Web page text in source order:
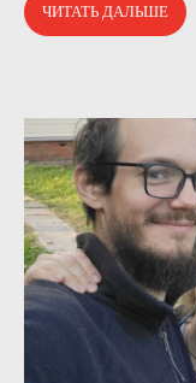
ЧИТАТЬ ДАЛЬШЕ